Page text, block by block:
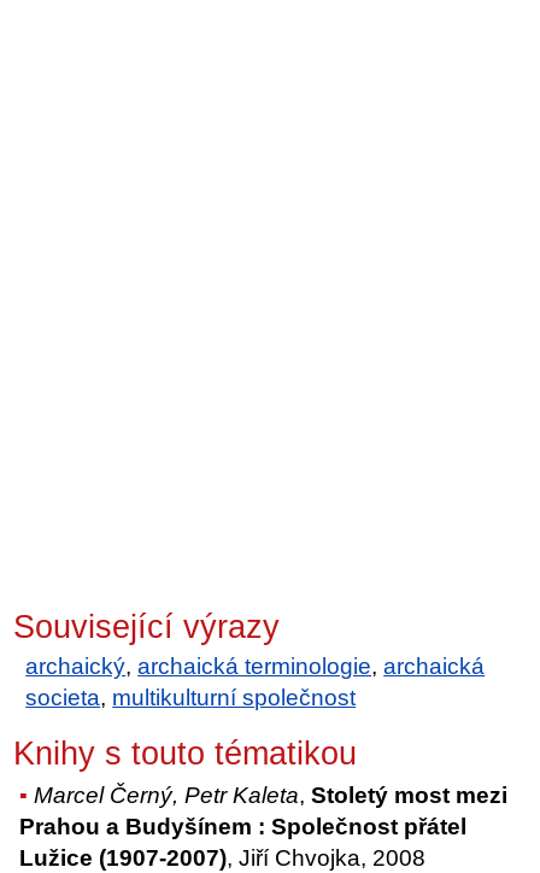
Související výrazy
archaický,archaická terminologie,archaická
societa, multikulturní společnost
Knihy s touto tématikou
Marcel Černý, Petr Kaleta,Stoletý most mezi
Prahou a Budyšínem : Společnost přátel
Lužice (1907-2007), Jiří Chvojka, 2008